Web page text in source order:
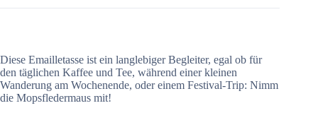
Diese Emailletasse ist ein langlebiger Begleiter, egal ob für
den täglichen Kaffee und Tee, während einer kleinen
Wanderung am Wochenende, oder einem Festival-Trip: Nimm
die Mopsfledermaus mit!